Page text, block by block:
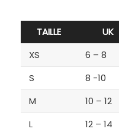
TAILLE UK
XS
6 – 8
S
8 -10
M
10 – 12
L
12 – 14